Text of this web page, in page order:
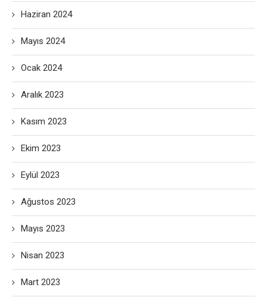
Haziran 2024
Mayıs 2024
Ocak 2024
Aralık 2023
Kasım 2023
Ekim 2023
Eylül 2023
Ağustos 2023
Mayıs 2023
Nisan 2023
Mart 2023